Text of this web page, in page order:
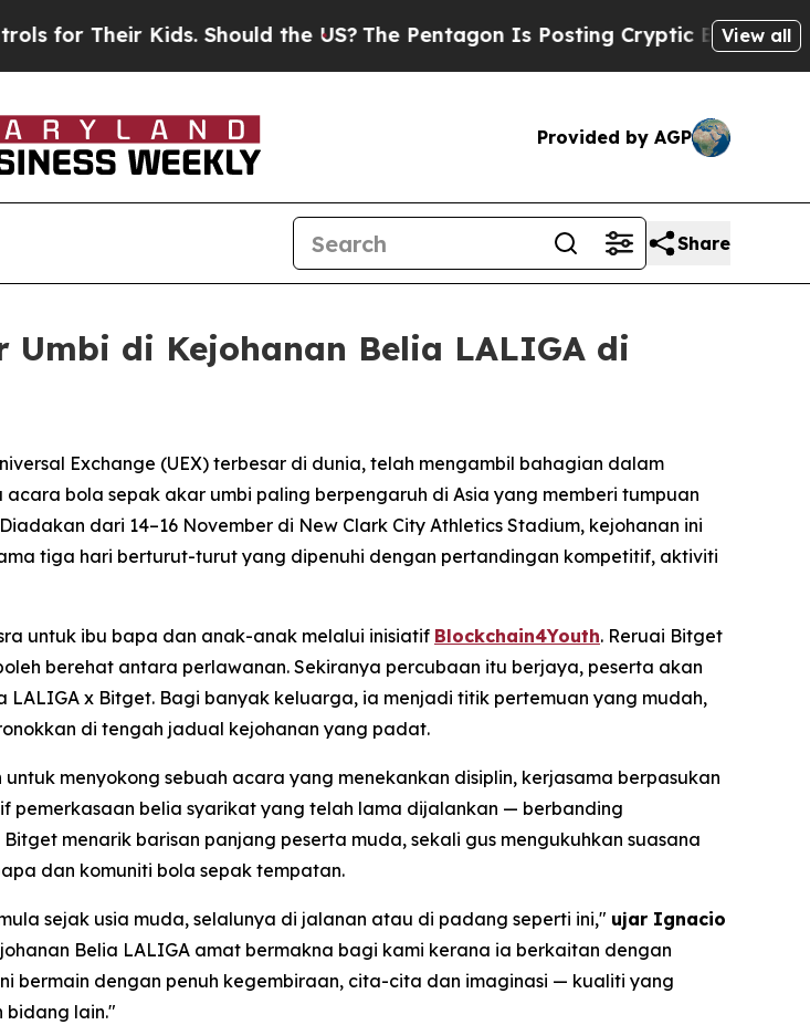
Kids. Should the US? The Pentagon Is Posting Cryptic Biblical Messages
View all
Provided by AGP
Share
di Kejohanan Belia LALIGA di
Exchange (UEX) terbesar di dunia, telah mengambil bahagian dalam
acara bola sepak akar umbi paling berpengaruh di Asia yang memberi tumpuan
dari 14–16 November di New Clark City Athletics Stadium, kejohanan ini
tiga hari berturut-turut yang dipenuhi dengan pertandingan kompetitif, aktiviti
untuk ibu bapa dan anak-anak melalui inisiatif Blockchain4Youth. Reruai Bitget
berehat antara perlawanan. Sekiranya percubaan itu berjaya, peserta akan
x Bitget. Bagi banyak keluarga, ia menjadi titik pertemuan yang mudah,
di tengah jadual kejohanan yang padat.
menyokong sebuah acara yang menekankan disiplin, kerjasama berpasukan
belia syarikat yang telah lama dijalankan — berbanding
menarik barisan panjang peserta muda, sekali gus mengukuhkan suasana
dan komuniti bola sepak tempatan.
sejak usia muda, selalunya di jalanan atau di padang seperti ini," ujar Ignacio
Belia LALIGA amat bermakna bagi kami kerana ia berkaitan dengan
bermain dengan penuh kegembiraan, cita-cita dan imaginasi — kualiti yang
bidang lain."